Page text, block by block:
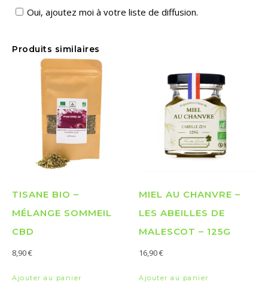
Oui, ajoutez moi à votre liste de diffusion.
Produits similaires
TISANE BIO –
MÉLANGE SOMMEIL
CBD
8,90€
Ajouter au panier
MIEL AU CHANVRE –
LES ABEILLES DE
MALESCOT – 125G
16,90€
Ajouter au panier